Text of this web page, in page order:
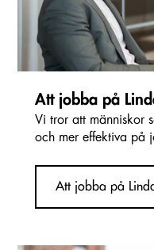
Att jobba på
Vi tror att människor
och mer effektiva på
Att jobba på